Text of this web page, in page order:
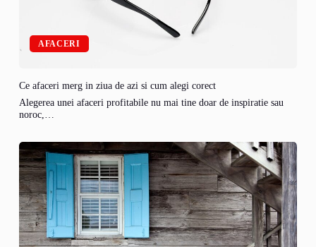
AFACERI
Ce afaceri merg in ziua de azi si cum alegi corect
Alegerea unei afaceri profitabile nu mai tine doar de inspiratie sau
noroc,…